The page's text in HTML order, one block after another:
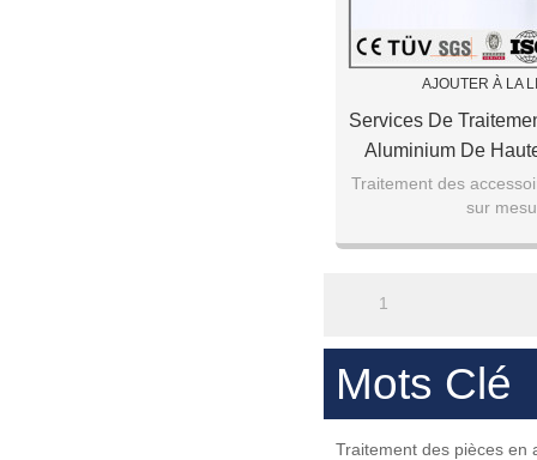
AJOUTER À LA
Services De
Aluminium De
Chine
Traitement des
sur
1
Mots Clé
Traitement des pièces en